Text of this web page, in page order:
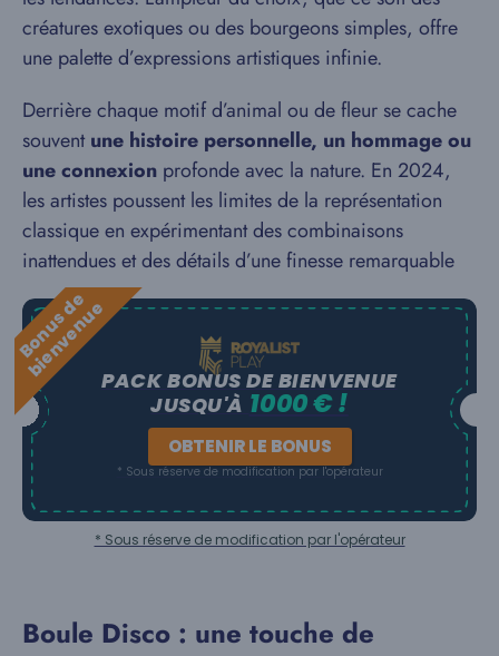
créatures exotiques ou des bourgeons simples, offre
une palette d’expressions artistiques infinie.
Derrière chaque motif d’animal ou de fleur se cache
souventune histoire personnelle, un hommage ou
une connexion profonde avec la nature. En 2024,
les artistes poussent les limites de la représentation
classique en expérimentant des combinaisons
inattendues et des détails d’une finesse remarquable
B
o
n
u
s
d
e
b
i
e
n
v
e
n
u
ePACK BONUS DE BIENVENUE
JUSQU'À 1000 € !
OBTENIR LE BONUS
* Sous réserve de modification par l'opérateur
* Sous réserve de modification par l'opérateur
Boule Disco : une touche de